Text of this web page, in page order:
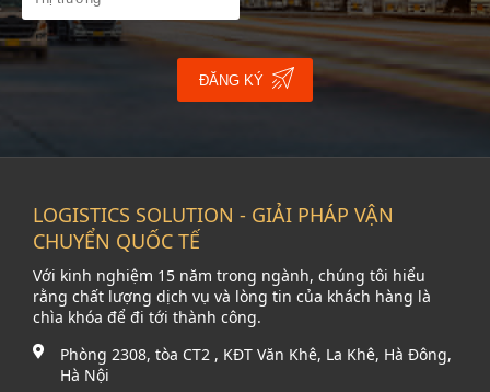
ĐĂNG KÝ
LOGISTICS SOLUTION - GIẢI PHÁP VẬN
CHUYỂN QUỐC TẾ
Với kinh nghiệm 15 năm trong ngành, chúng tôi hiểu
rằng chất lượng dịch vụ và lòng tin của khách hàng là
chìa khóa để đi tới thành công.
Phòng 2308, tòa CT2 , KĐT Văn Khê, La Khê, Hà Đông,
Hà Nội